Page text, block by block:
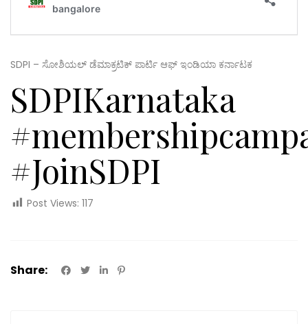
SDPI – ಸೋಶಿಯಲ್ ಡೆಮಾಕ್ರಟಿಕ್ ಪಾರ್ಟಿ ಆಫ್ ಇಂಡಿಯಾ ಕರ್ನಾಟಕ
SDPIKarnataka
#JoinSDPI
Post Views: 117
Share: